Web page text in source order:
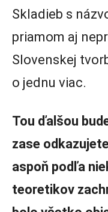
Skladieb s
priamom aj
Slovenskej
o jednu viac.
Tou ďalšou
zase
aspoň podľa
teoretikov